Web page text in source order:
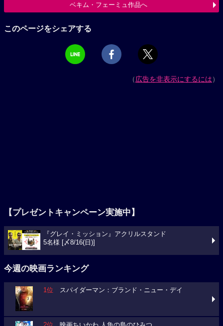
ベキム・フェーミュ作品へ
このページをシェアする
（広告を非表示にするには）
【プレゼントキャンペーン実施中】
『グレイ・ミッション』アクリルスタンド
5名様 [〆8/16(日)]
今週の映画ランキング
1位 スパイダーマン：ブランド・ニュー・デイ